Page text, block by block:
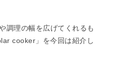
調理の幅を広げてくれるも
cooker」を今回は紹介し